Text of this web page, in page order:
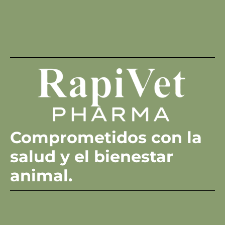
Comprometidos con la
salud y el bienestar
animal.